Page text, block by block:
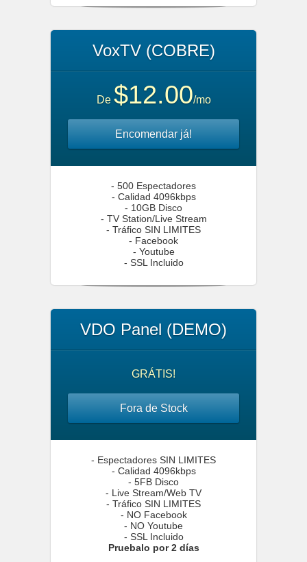
VoxTV (COBRE)
De $12.00/mo
Encomendar já!
- 500 Espectadores
- Calidad 4096kbps
- 10GB Disco
- TV Station/Live Stream
- Tráfico SIN LIMITES
- Facebook
- Youtube
- SSL Incluido
VDO Panel (DEMO)
GRÁTIS!
Fora de Stock
- Espectadores SIN LIMITES
- Calidad 4096kbps
- 5FB Disco
- Live Stream/Web TV
- Tráfico SIN LIMITES
- NO Facebook
- NO Youtube
- SSL Incluido
Pruebalo por 2 días